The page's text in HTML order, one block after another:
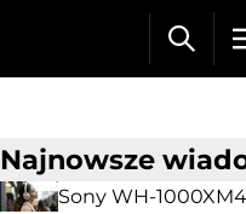
Najnowsze
Sony WH-